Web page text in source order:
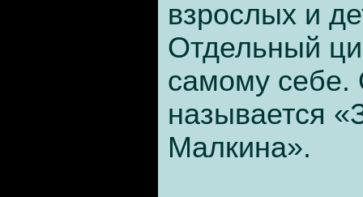
взрослых и
Отдельный
самому себе.
называется
Малкина».